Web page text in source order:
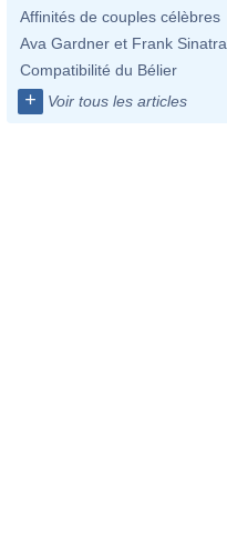
Affinités de couples célèbres
Ava Gardner et Frank Sinatra
Compatibilité du Bélier
+ Voir tous les articles